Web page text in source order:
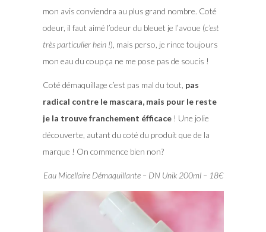
mon avis conviendra au plus grand nombre. Coté
odeur, il faut aimé l’odeur du bleuet je l’avoue (c’est
très particulier hein !), mais perso, je rince toujours
mon eau du coup ça ne me pose pas de soucis !
Coté démaquillage c’est pas mal du tout, pas
radical contre le mascara, mais pour le reste
je la trouve franchement éfficace! Une jolie
découverte, autant du coté du produit que de la
marque ! On commence bien non?
Eau Micellaire Démaquillante – DN Unik 200ml – 18€